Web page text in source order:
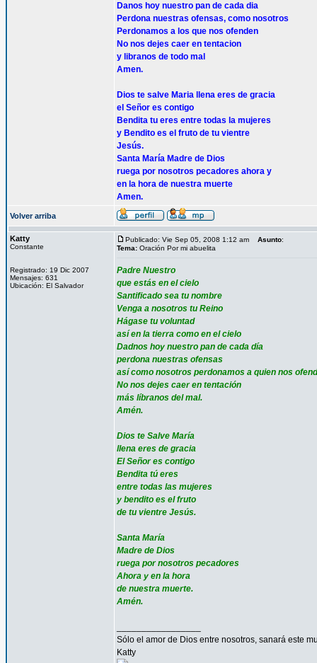
Danos hoy nuestro pan de cada dia
Perdona nuestras ofensas, como nosotros
Perdonamos a los que nos ofenden
No nos dejes caer en tentacion
y libranos de todo mal
Amen.
Dios te salve Maria llena eres de gracia
el Señor es contigo
Bendita tu eres entre todas la mujeres
y Bendito es el fruto de tu vientre
Jesús.
Santa María Madre de Dios
ruega por nosotros pecadores ahora y
en la hora de nuestra muerte
Amen.
Volver arriba
Katty
Constante
Registrado: 19 Dic 2007
Mensajes: 631
Ubicación: El Salvador
Publicado: Vie Sep 05, 2008 1:12 am Asunto:
Tema: Oración Por mi abuelita
Padre Nuestro
que estás en el cielo
Santificado sea tu nombre
Venga a nosotros tu Reino
Hágase tu voluntad
así en la tierra como en el cielo
Dadnos hoy nuestro pan de cada día
perdona nuestras ofensas
así como nosotros perdonamos a quien nos
No nos dejes caer en tentación
más líbranos del mal.
Amén.
Dios te Salve María
llena eres de gracia
El Señor es contigo
Bendita tú eres
entre todas las mujeres
y bendito es el fruto
de tu vientre Jesús.
Santa María
Madre de Dios
ruega por nosotros pecadores
Ahora y en la hora
de nuestra muerte.
Amén.
Sólo el amor de Dios entre nosotros, sanará este
Katty